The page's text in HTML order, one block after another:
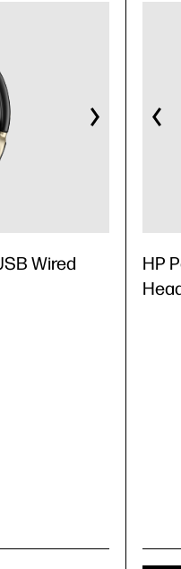
Wired
HP